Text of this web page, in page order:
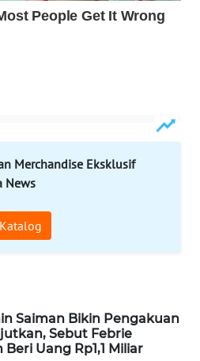
Merchandise Eksklusif
News
Saiman Bikin Pengakuan
Sebut Febrie
Beri Uang Rp1,1 Miliar